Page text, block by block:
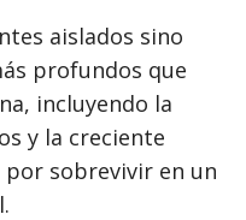
aislados sino
profundos que
incluyendo la
y la creciente
por sobrevivir en un